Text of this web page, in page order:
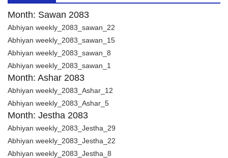
Month: Sawan 2083
Abhiyan weekly_2083_sawan_22
Abhiyan weekly_2083_sawan_15
Abhiyan weekly_2083_sawan_8
Abhiyan weekly_2083_sawan_1
Month: Ashar 2083
Abhiyan weekly_2083_Ashar_12
Abhiyan weekly_2083_Ashar_5
Month: Jestha 2083
Abhiyan weekly_2083_Jestha_29
Abhiyan weekly_2083_Jestha_22
Abhiyan weekly_2083_Jestha_8